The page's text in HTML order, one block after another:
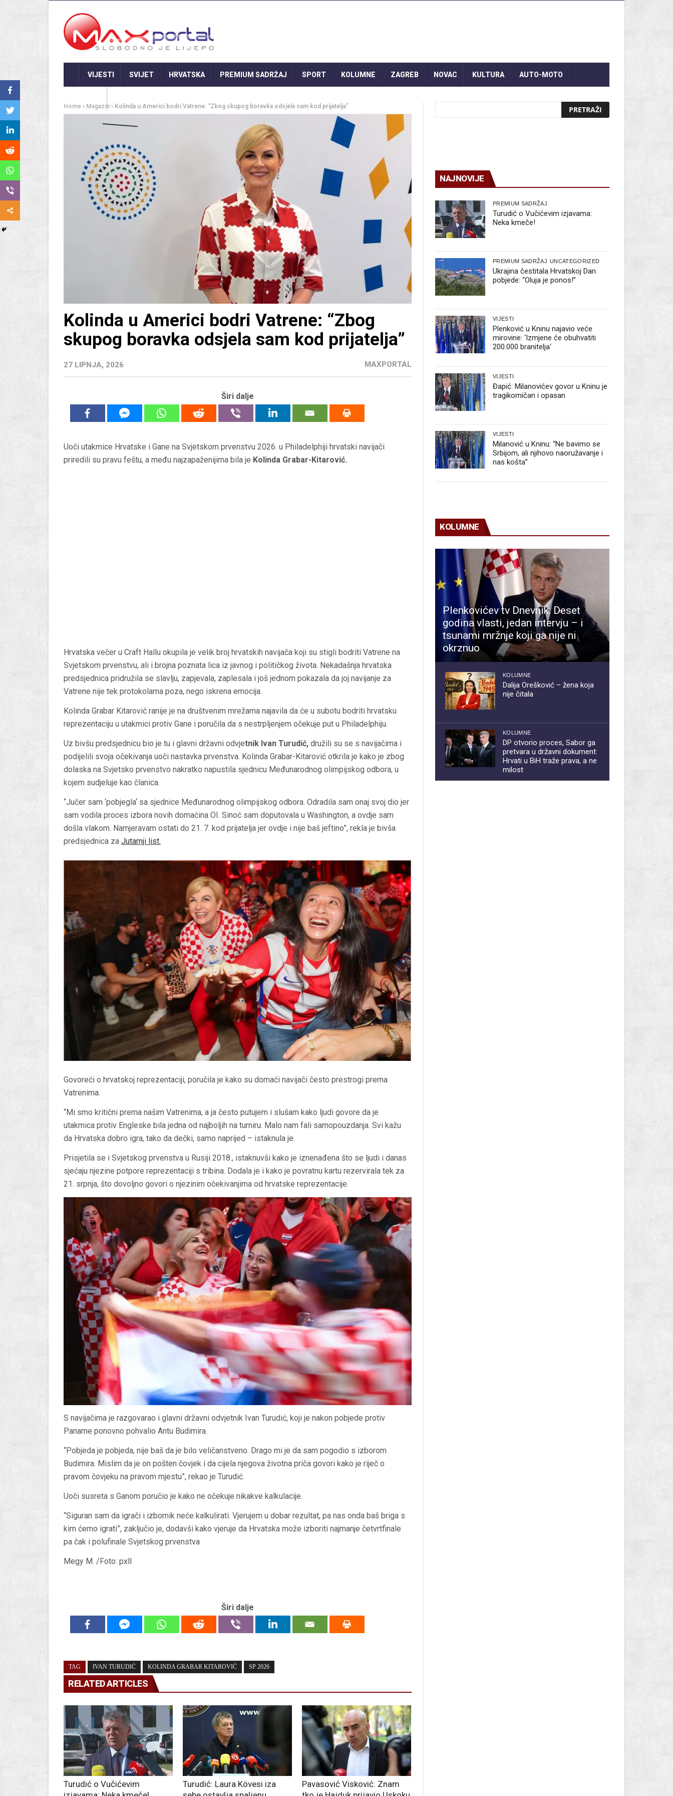
VIJESTI SVIJET HRVATSKA PREMIUM SADRŽAJ SPORT KOLUMNE ZAGREB NOVAC KULTURA AUTO-MOTO
Home Magazin Kolinda u Americi bodri Vatrene: “Zbog skupog boravka odsjela sam kod prijatelja”
Kolinda u Americi bodri Vatrene: “Zbog
skupog boravka odsjela sam kod prijatelja”
27 LIPNJA, 2026 MAXPORTAL
Širi dalje
Uoči utakmice Hrvatske i Gane na Svjetskom prvenstvu 2026. u Philadelphiji hrvatski navijači
priredili su pravu feštu, a među najzapaženijima bila je Kolinda Grabar-Kitarović.
Hrvatska večer u Craft Hallu okupila je velik broj hrvatskih navijača koji su stigli bodriti Vatrene na
Svjetskom prvenstvu, ali i brojna poznata lica iz javnog i političkog života. Nekadašnja hrvatska
predsjednica pridružila se slavlju, zapjevala, zaplesala i još jednom pokazala da joj navijanje za
Vatrene nije tek protokolarna poza, nego iskrena emocija.
Kolinda Grabar Kitarović ranije je na društvenim mrežama najavila da će u subotu bodriti hrvatsku
reprezentaciju u utakmici protiv Gane i poručila da s nestrpljenjem očekuje put u Philadelphiju.
Uz bivšu predsjednicu bio je tu i glavni državni odvjetnik Ivan Turudić, družili su se s navijačima i
podijelili svoja očekivanja uoči nastavka prvenstva. Kolinda Grabar-Kitarović otkrila je kako je zbog
dolaska na Svjetsko prvenstvo nakratko napustila sjednicu Međunarodnog olimpijskog odbora, u
kojem sudjeluje kao članica.
“Jučer sam ‘pobjegla‘ sa sjednice Međunarodnog olimpijskog odbora. Odradila sam onaj svoj dio jer
sam vodila proces izbora novih domaćina OI. Sinoć sam doputovala u Washington, a ovdje sam
došla vlakom. Namjeravam ostati do 21. 7. kod prijatelja jer ovdje i nije baš jeftino”, rekla je bivša
predsjednica za Jutarnji list.
Govoreći o hrvatskoj reprezentaciji, poručila je kako su domaći navijači često prestrogi prema
Vatrenima.
“Mi smo kritični prema našim Vatrenima, a ja često putujem i slušam kako ljudi govore da je
utakmica protiv Engleske bila jedna od najboljih na turniru. Malo nam fali samopouzdanja. Svi kažu
da Hrvatska dobro igra, tako da dečki, samo naprijed – istaknula je.
Prisjetila se i Svjetskog prvenstva u Rusiji 2018., istaknuvši kako je iznenađena što se ljudi i danas
sjećaju njezine potpore reprezentaciji s tribina. Dodala je i kako je povratnu kartu rezervirala tek za
21. srpnja, što dovoljno govori o njezinim očekivanjima od hrvatske reprezentacije.
S navijačima je razgovarao i glavni državni odvjetnik Ivan Turudić, koji je nakon pobjede protiv
Paname ponovno pohvalio Antu Budimira.
“Pobjeda je pobjeda, nije baš da je bilo veličanstveno. Drago mi je da sam pogodio s izborom
Budimira. Mislim da je on pošten čovjek i da cijela njegova životna priča govori kako je riječ o
pravom čovjeku na pravom mjestu”, rekao je Turudić.
Uoči susreta s Ganom poručio je kako ne očekuje nikakve kalkulacije.
“Siguran sam da igrači i izbornik neće kalkulirati. Vjerujem u dobar rezultat, pa nas onda baš briga s
kim ćemo igrati”, zaključio je, dodavši kako vjeruje da Hrvatska može izboriti najmanje četvrtfinale
pa čak i polufinale Svjetskog prvenstva
Megy M. /Foto: pxll
Širi dalje
TAG IVAN TURUDIĆ KOLINDA GRABAR KITAROVIĆ SP 2026
RELATED ARTICLES
Turudić o Vučićevim
Turudić: Laura Kövesi iza
Pavasović Visković: Znam
NAJNOVIJE
PREMIUM SADRŽAJ
Turudić o Vučićevim izjavama:
Neka kmeče!
PREMIUM SADRŽAJ UNCATEGORIZED
Ukrajina čestitala Hrvatskoj Dan
pobjede: “Oluja je ponos!”
VIJESTI
Plenković u Kninu najavio veće
mirovine: ‘Izmjene će obuhvatiti
200.000 branitelja‘
VIJESTI
Đapić: Milanovićev govor u Kninu je
tragikomičan i opasan
VIJESTI
Milanović u Kninu: “Ne bavimo se
Srbijom, ali njihovo naoružavanje i
nas košta”
KOLUMNE
Plenkovićev tv Dnevnik: Deset
godina vlasti, jedan intervju – i
tsunami mržnje koji ga nije ni
okrznuo
KOLUMNE
Dalija Orešković – žena koja
nije čitala
KOLUMNE
DP otvorio proces, Sabor ga
pretvara u državni dokument:
Hrvati u BiH traže prava, a ne
milost